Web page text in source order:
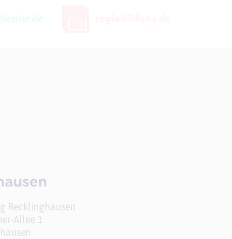
Recklinghausen
Allee 1